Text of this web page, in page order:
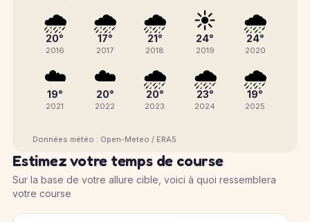
🌧️
20°
2016
🌧️
17°
2017
🌧️
21°
2018
☀️
24°
2019
🌧️
24°
2020
☁️
19°
2021
☁️
20°
2022
🌧️
20°
2023
🌧️
23°
2024
🌧️
19°
2025
Données météo : Open-Meteo / ERA5
Estimez votre temps de course
Sur la base de votre allure cible, voici à quoi ressemblera
votre course